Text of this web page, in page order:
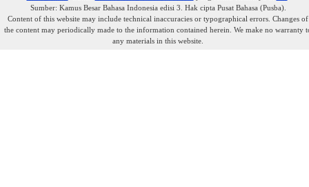
Sumber: Kamus Besar Bahasa Indonesia edisi 3. Hak cipta Pusat Bahasa (Pusba).
Content of this website may include technical inaccuracies or typographical errors. Changes of
the content may periodically made to the information contained herein. We make no warranty
any materials in this website.